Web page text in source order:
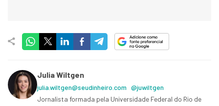
Julia Wiltgen
julia.wiltgen@seudinheiro.com @juwiltgen
Jornalista formada pela Universidade Federal do Rio de